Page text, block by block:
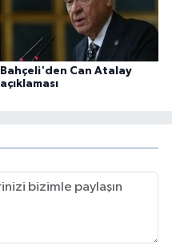
Bahçeli'den Can Atalay
açıklaması